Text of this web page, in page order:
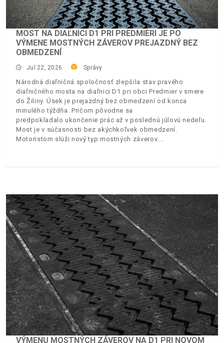
MOST NA DIAĽNICI D1 PRI PREDMIERI JE PO
VÝMENE MOSTNÝCH ZÁVEROV PREJAZDNÝ BEZ
OBMEDZENÍ
Jul 22, 2026 Správy
Národná diaľničná spoločnosť zlepšila stav pravého
diaľničného mosta na diaľnici D1 pri obci Predmier v smere
do Žiliny. Úsek je prejazdný bez obmedzení od konca
minulého týždňa. Pričom pôvodne sa
predpokladalo ukončenie prác až v poslednú júlovú nedeľu.
Most je v súčasnosti bez akýchkoľvek obmedzení.
Motoristom slúži nový typ mostných záverov.
VÝMENU MOSTNÝCH ZÁVEROV NA D1 PRI NOVOM